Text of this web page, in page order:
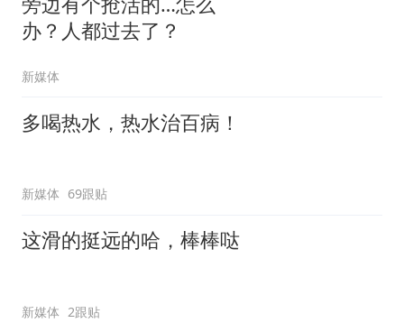
办？人都过去了？
新媒体
多喝热水，热水治百病！
新媒体 69跟贴
这滑的挺远的哈，棒棒哒
新媒体 2跟贴